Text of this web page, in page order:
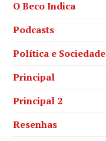
O Beco Indica
Podcasts
Política e Sociedade
Principal
Principal 2
Resenhas